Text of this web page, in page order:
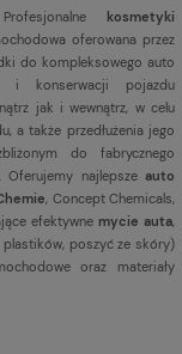
kosmetyki
oferowana przez
do kompleksowego auto
i konserwacji pojazdu
jak i wewnątrz, w celu
a także przedłużenia jego
do fabrycznego
najlepszeauto
, Concept Chemicals,
efektywne mycie auta,
plastików, poszyć ze skóry)
oraz materiały